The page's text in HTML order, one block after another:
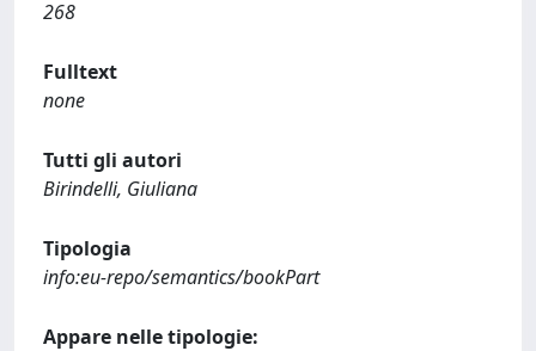
268
Fulltext
none
Tutti gli autori
Birindelli, Giuliana
Tipologia
info:eu-repo/semantics/bookPart
Appare nelle tipologie: